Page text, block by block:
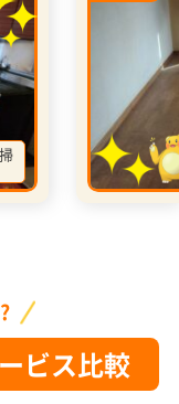
ビス比較